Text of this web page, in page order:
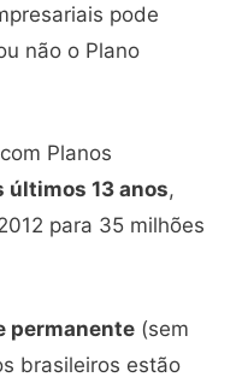
pode
não o Plano
Planos
últimos 13 anos,
para 35 milhões
permanente (sem
brasileiros estão